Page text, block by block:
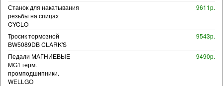
Станок для накатывания
резьбы на спицах
CYCLO
9611р.
Тросик тормозной
BW5089DB CLARK'S
9543р.
Педали МАГНИЕВЫЕ
MG1 герм.
промподшипники.
WELLGO
9490р.